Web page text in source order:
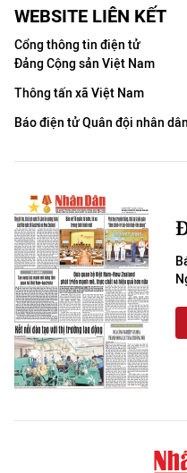
WEBSITE LIÊN KẾT
Cổng thông tin điện tử
Đảng Cộng sản Việt Nam
Thông tấn xã Việt Nam
Báo điện tử Quân đội nhân dân